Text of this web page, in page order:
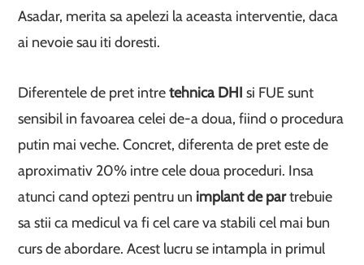
Asadar, merita sa apelezi la aceasta interventie, daca
ai nevoie sau iti doresti.
Diferentele de pret intretehnica DHI si FUE sunt
sensibil in favoarea celei de-a doua, fiind o procedura
putin mai veche. Concret, diferenta de pret este de
aproximativ 20% intre cele doua proceduri. Insa
atunci cand optezi pentru un implant de partrebuie
sa stii ca medicul va fi cel care va stabili cel mai bun
curs de abordare. Acest lucru se intampla in primul